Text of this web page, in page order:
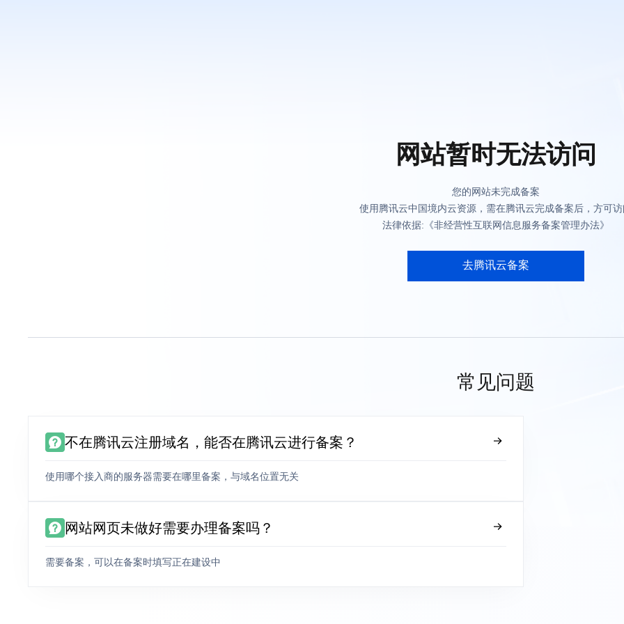
网站暂时无法访问
您的网站未完成备案
使用腾讯云中国境内云资源，需在腾讯云完成备案后，方可
法律依据:《非经营性互联网信息服务备案管理办法》
去腾讯云备案
常见问题
不在腾讯云注册域名，能否在腾讯云进行备案？
使用哪个接入商的服务器需要在哪里备案，与域名位置无关
网站网页未做好需要办理备案吗？
需要备案，可以在备案时填写正在建设中